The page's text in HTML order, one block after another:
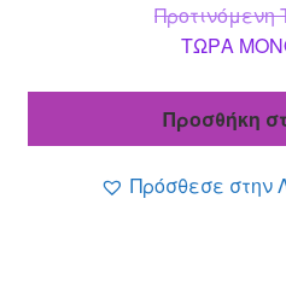
Προτινόμενη
ΤΩΡΑ
Προσθήκη
Πρόσθεσε στην